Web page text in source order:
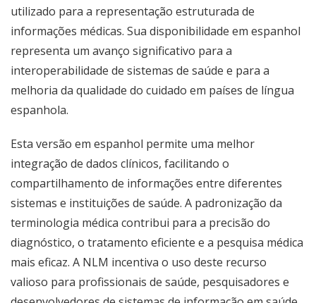
utilizado para a representação estruturada de
informações médicas. Sua disponibilidade em espanhol
representa um avanço significativo para a
interoperabilidade de sistemas de saúde e para a
melhoria da qualidade do cuidado em países de língua
espanhola.
Esta versão em espanhol permite uma melhor
integração de dados clínicos, facilitando o
compartilhamento de informações entre diferentes
sistemas e instituições de saúde. A padronização da
terminologia médica contribui para a precisão do
diagnóstico, o tratamento eficiente e a pesquisa médica
mais eficaz. A NLM incentiva o uso deste recurso
valioso para profissionais de saúde, pesquisadores e